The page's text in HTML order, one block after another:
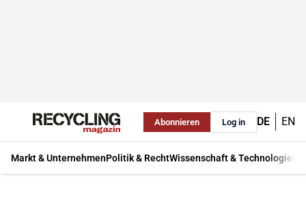
Abonnieren Log in DE EN
Markt & UnternehmenPolitik & RechtWissenschaft & Technologie